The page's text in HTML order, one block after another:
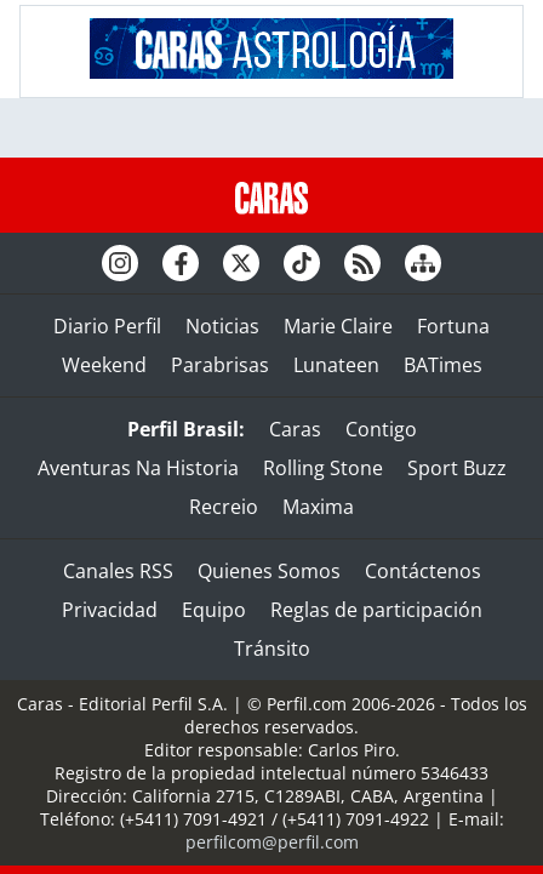
Diario Perfil Noticias Marie Claire
Fortuna
Weekend
Parabrisas Lunateen BATimes
Perfil Brasil: Caras
Contigo
Aventuras Na Historia
Rolling Stone
Sport Buzz
Recreio
Maxima
Canales RSS Quienes Somos
Contáctenos
Privacidad
Equipo
Reglas de participación
Tránsito
Caras - Editorial Perfil S.A. | © Perfil.com 2006-2026 - Todos los
derechos reservados.
Editor responsable: Carlos Piro.
Registro de la propiedad intelectual número 5346433
Dirección: California 2715, C1289ABI, CABA, Argentina |
Teléfono: (+5411) 7091-4921 / (+5411) 7091-4922| E-mail:
perfilcom@perfil.com